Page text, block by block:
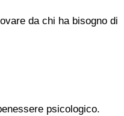
da chi ha bisogno di
psicologico.